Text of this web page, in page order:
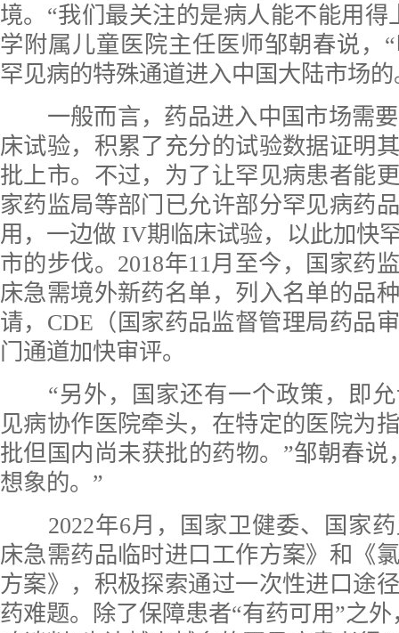
境。“我们最关注的是病人能不能用得
学附属儿童医院主任医师邹朝春说，
罕见病的特殊通道进入中国大陆市场的
一般而言，药品进入中国市场需要
床试验，积累了充分的试验数据证明
批上市。不过，为了让罕见病患者能
家药监局等部门已允许部分罕见病药
用，一边做 IV期临床试验，以此加快
市的步伐。2018年11月至今，国家药
床急需境外新药名单，列入名单的品
请，CDE（国家药品监督管理局药品
门通道加快审评。
“另外，国家还有一个政策，即允
见病协作医院牵头，在特定的医院为
批但国内尚未获批的药物。”邹朝春说
想象的。”
2022年6月，国家卫健委、国家药
床急需药品临时进口工作方案》和《
方案》，积极探索通过一次性进口途
药难题。除了保障患者“有药可用”之